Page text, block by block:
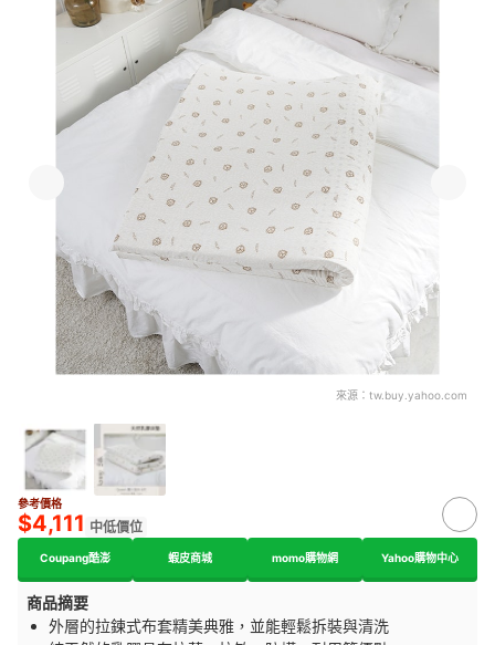
來源： tw.buy.yahoo.com
參考價格
$4,111 中低價位
Coupang酷澎 蝦皮商城 momo購物網 Yahoo購物中心
商品摘要
外層的拉鍊式布套精美典雅，並能輕鬆拆裝與清洗